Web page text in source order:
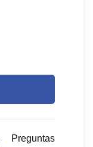
Preguntas